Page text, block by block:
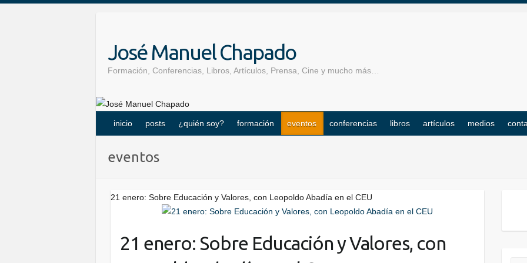
José Manuel Chapado
Formación, Conferencias, Libros, Artículos, Prensa, Cine y mucho más…
inicio posts ¿quién soy? formación eventos conferencias libros artículos medios
eventos
21 enero: Sobre Educación y Valores, con Leopoldo Abadía en el CEU
21 enero: Sobre Educación y Valores, con